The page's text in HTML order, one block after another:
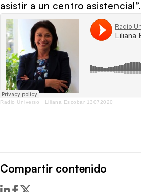
asistir a un centro asistencial”.
Radio Universo · Liliana Escobar 13072020
Compartir contenido